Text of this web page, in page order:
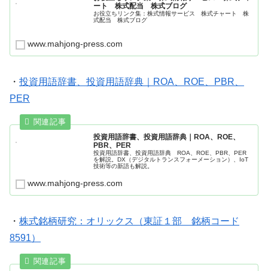
ート 株式配当 株式ブログ
お役立ちリンク集：株式情報サービス 株式チャート 株
式配当 株式ブログ
www.mahjong-press.com
・ 投資用語辞書、投資用語辞典｜ROA、ROE、PBR、
PER
投資用語辞書、投資用語辞典｜ROA、ROE、
PBR、PER
投資用語辞書、投資用語辞典 ROA、ROE、PBR、PER
を解説。DX（デジタルトランスフォーメーション）、IoT
技術等の新語も解説。
www.mahjong-press.com
・ 株式銘柄研究：オリックス（東証１部 銘柄コード
8591）